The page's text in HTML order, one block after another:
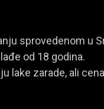
sprovedenom u
od 18 godina.
lake zarade, ali